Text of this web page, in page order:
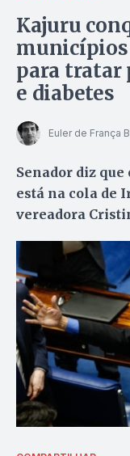
Kajuru
municípios
para tratar
e diabetes
Euler de França
Senador diz
está na cola de
vereadora